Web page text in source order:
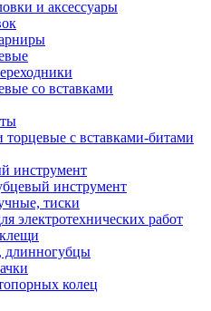
и аксессуары
со вставками
торцевые с вставками-битами
инструмент
инструмент
тиски
электротехнических работ
длинногубцы
колец